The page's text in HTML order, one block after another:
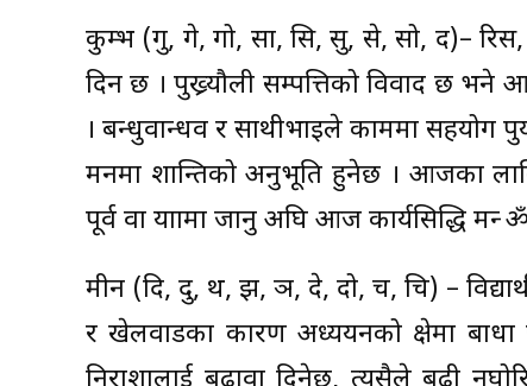
कुम्भ (गु, गे, गो, सा, सि, सु, से, सो, द)– रिस,
दिन छ । पुख्र्यौली सम्पत्तिको विवाद छ भने
। बन्धुवान्धव र साथीभाइले काममा सहयोग
मनमा शान्तिको अनुभूति हुनेछ । आजका
पूर्व वा यात्रामा जानु अघि आज कार्यसिद्धि
मीन (दि, दु, थ, झ, ञ, दे, दो, च, चि) –
र खेलवाडका कारण अध्ययनको क्षेत्रमा